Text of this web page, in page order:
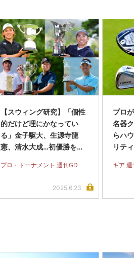
【スウィング研究】「個性
的だけど理にかなってい
る」金子駆大、生源寺龍
憲、清水大成…初優勝を挙
プロ・トーナメント 週刊GD
2025.6.23
プロ
名器
らハ
リティ
ギア 週